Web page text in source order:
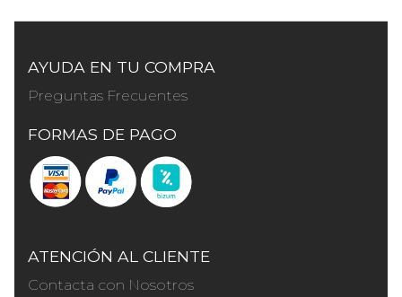
AYUDA EN TU COMPRA
Preguntas Frecuentes
FORMAS DE PAGO
ATENCIÓN AL CLIENTE
Contacta con Nosotros